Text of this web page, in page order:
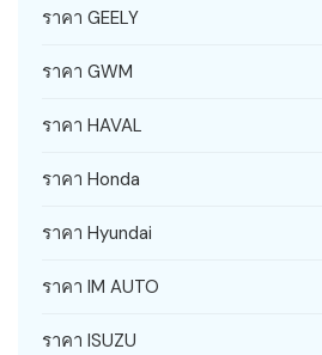
ราคา GEELY
ราคา GWM
ราคา HAVAL
ราคา Honda
ราคา Hyundai
ราคา IM AUTO
ราคา ISUZU